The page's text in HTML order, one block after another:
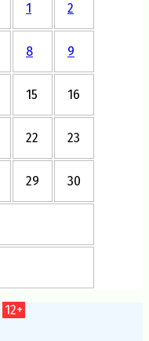
1 2
8 9
15 16
22 23
29 30
12+